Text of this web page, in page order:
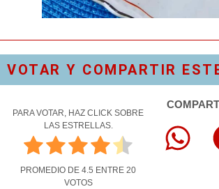
VOTAR Y COMPARTIR
PARA VOTAR, HAZ CLICK SOBRE
LAS ESTRELLAS.
PROMEDIO DE 4.5 ENTRE 20
VOTOS